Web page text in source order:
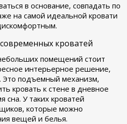
в основание, совпадать по
на самой идеальной кровати
кроватей
помещений стоит
интерьерное решение,
Это подъемный механизм,
кровать к стене в дневное
сна. У таких кроватей
которые можно
вещей и белья.